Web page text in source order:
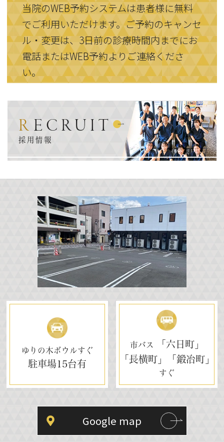
当院のWEB予約システムは患者様に無料
でご利用いただけます。ご予約のキャンセ
ル・変更は、3日前の診療時間内までにお
電話またはWEB予約よりご連絡くださ
い。
RECRUIT
採用情報
Google map
ゆりの木ボウルすぐ
駐車場15台有
市バス
「六日町」
「長横町」「鍛冶町」
すぐ